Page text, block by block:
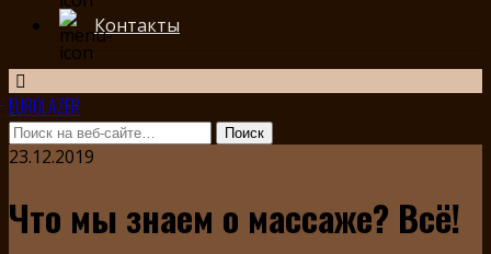
Контакты
EUROLAZER
23.12.2019
Что мы знаем о массаже? Всё!